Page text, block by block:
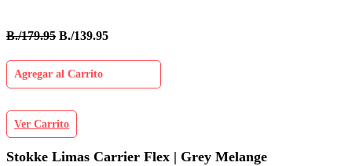
B./179.95 B./139.95
Agregar al Carrito
Ver Carrito
Stokke Limas Carrier Flex | Grey Melange